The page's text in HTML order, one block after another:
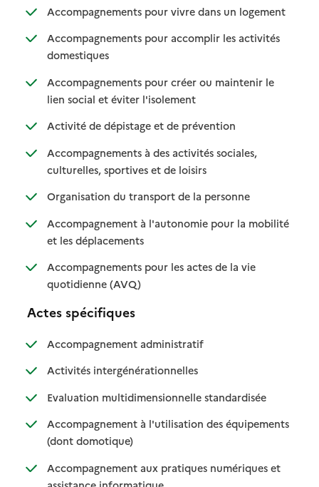
Accompagnements pour vivre dans un logement
:
: non
Accompagnements pour accomplir les activités
domestiques: disponible
: non disponible
Accompagnements pour créer ou maintenir le
lien social et éviter l'isolement: disponible
: non disponible
Activité de dépistage et de prévention: disponible
: non disponible
Accompagnements à des activités sociales,
culturelles, sportives et de loisirs: disponible
: non disponible
Organisation du transport de la personne: disponible
: non disponible
Accompagnement à l'autonomie pour la mobilité
et les déplacements: disponible
: non disponible
Accompagnements pour les actes de la vie
quotidienne (AVQ): disponible
: non disponible
Actes spécifiques
Accompagnement administratif: disponible
: non disponible
Activités intergénérationnelles: disponible
: non disponible
Evaluation multidimensionnelle standardisée: disponible
: non
Accompagnement à l'utilisation des équipements
(dont domotique): disponible
: non disponible
Accompagnement aux pratiques numériques et
: disponible
: non disponible